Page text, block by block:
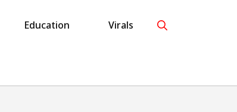
Education Virals